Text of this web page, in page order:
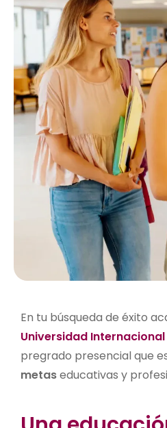
En tu búsqueda de éxito
Universidad Internacional
pregrado presencial que
metaseducativas y